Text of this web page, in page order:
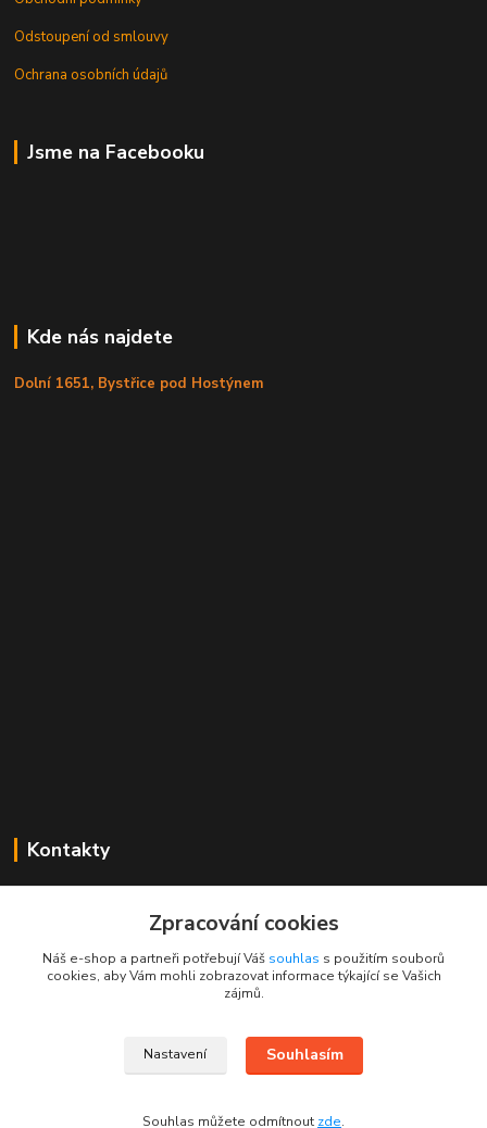
Odstoupení od smlouvy
Ochrana osobních údajů
Jsme na Facebooku
Kde nás najdete
Dolní 1651, Bystřice pod Hostýnem
Kontakty
+420 725 613 837
info@rajklubicek.cz
Zpracování cookies
Náš e-shop a partneři potřebují Váš souhlas s použitím souborů
cookies, aby Vám mohli zobrazovat informace týkající se Vašich
zájmů.
Nastavení Souhlasím
Souhlas můžete odmítnout zde.